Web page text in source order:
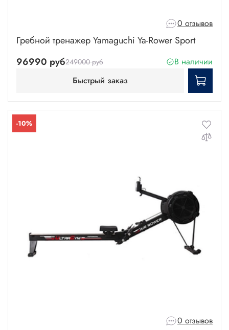
0 отзывов
Гребной тренажер Yamaguchi Ya-Rower Sport
96990 руб249000 руб
В наличии
Быстрый заказ
-10%
0 отзывов